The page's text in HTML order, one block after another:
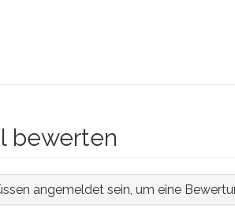
bewerten
angemeldet sein, um eine